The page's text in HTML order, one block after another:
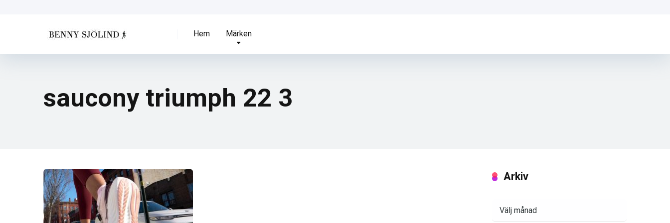
Hem Märken
saucony triumph 22 3
Arkiv